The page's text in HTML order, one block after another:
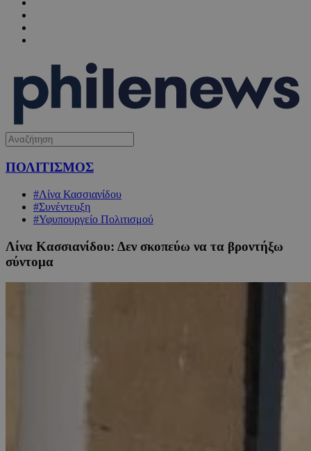
ΠΟΛΙΤΙΣΜΟΣ
#Λίνα Κασσιανίδου
#Συνέντευξη
#Υφυπουργείο Πολιτισμού
Λίνα Κασσιανίδου: Δεν σκοπεύω να τα βροντήξω
σύντομα